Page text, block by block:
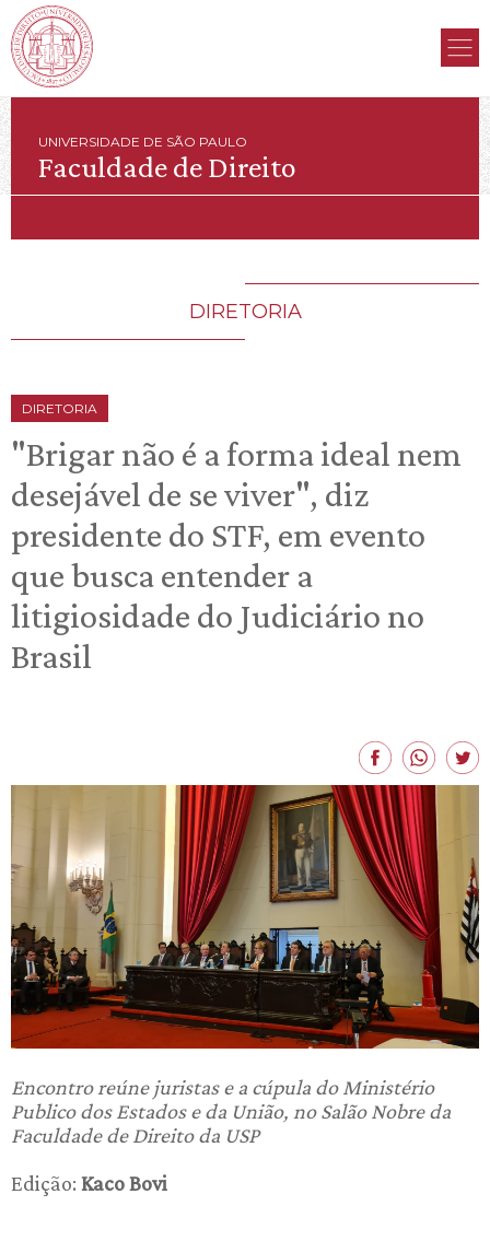
UNIVERSIDADE DE SÃO PAULO
Faculdade de Direito
DIRETORIA
DIRETORIA
"Brigar não é a forma ideal nem
desejável de se viver", diz
presidente do STF, em evento
que busca entender a
litigiosidade do Judiciário no
Brasil
Encontro reúne juristas e a cúpula do Ministério
Publico dos Estados e da União, no Salão Nobre da
Faculdade de Direito da USP
Edição: Kaco Bovi